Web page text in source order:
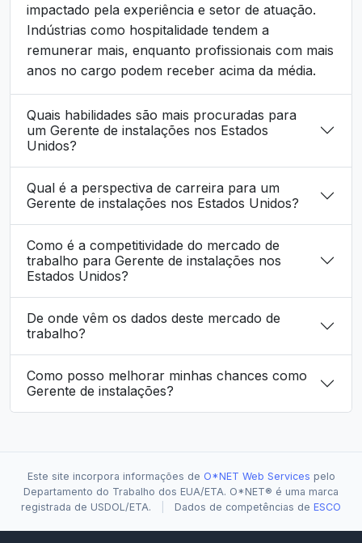
impactado pela experiência e setor de atuação.
Indústrias como hospitalidade tendem a
remunerar mais, enquanto profissionais com mais
anos no cargo podem receber acima da média.
Quais habilidades são mais procuradas para
um Gerente de instalações nos Estados
Unidos?
Qual é a perspectiva de carreira para um
Gerente de instalações nos Estados Unidos?
Como é a competitividade do mercado de
trabalho para Gerente de instalações nos
Estados Unidos?
De onde vêm os dados deste mercado de
trabalho?
Como posso melhorar minhas chances como
Gerente de instalações?
Este site incorpora informações de O*NET Web Services pelo
Departamento do Trabalho dos EUA/ETA. O*NET® é uma marca
registrada de USDOL/ETA.
Dados de competências de ESCO